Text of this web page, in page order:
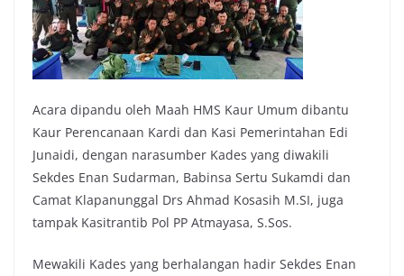
Acara dipandu oleh Maah HMS Kaur Umum dibantu
Kaur Perencanaan Kardi dan Kasi Pemerintahan Edi
Junaidi, dengan narasumber Kades yang diwakili
Sekdes Enan Sudarman, Babinsa Sertu Sukamdi dan
Camat Klapanunggal Drs Ahmad Kosasih M.SI, juga
tampak Kasitrantib Pol PP Atmayasa, S.Sos.
Mewakili Kades yang berhalangan hadir Sekdes Enan